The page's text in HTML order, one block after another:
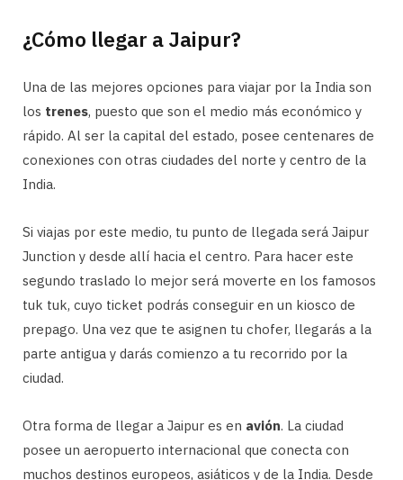
¿Cómo llegar a Jaipur?
Una de las mejores opciones para viajar por la India son
los trenes, puesto que son el medio más económico y
rápido. Al ser la capital del estado, posee centenares de
conexiones con otras ciudades del norte y centro de la
India.
Si viajas por este medio, tu punto de llegada será Jaipur
Junction y desde allí hacia el centro. Para hacer este
segundo traslado lo mejor será moverte en los famosos
tuk tuk, cuyo ticket podrás conseguir en un kiosco de
prepago. Una vez que te asignen tu chofer, llegarás a la
parte antigua y darás comienzo a tu recorrido por la
ciudad.
Otra forma de llegar a Jaipur es en avión. La ciudad
posee un aeropuerto internacional que conecta con
muchos destinos europeos, asiáticos y de la India. Desde